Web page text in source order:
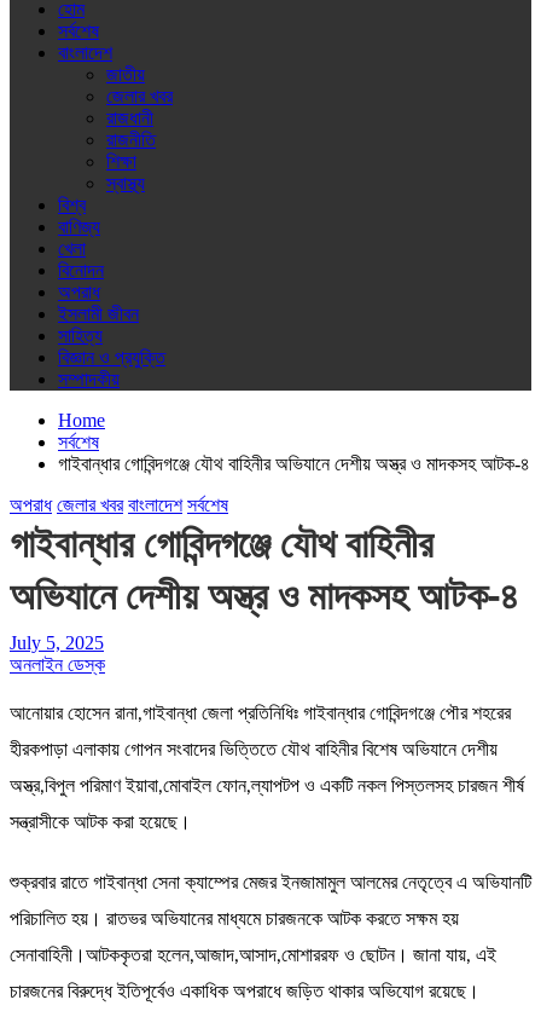
হোম
সর্বশেষ
বাংলাদেশ
জাতীয়
জেলার খবর
রাজধানী
রাজনীতি
শিক্ষা
স্বাস্থ্য
বিশ্ব
বাণিজ্য
খেলা
বিনোদন
অপরাধ
ইসলামী জীবন
সাহিত্য
বিজ্ঞান ও প্রযুক্তি
সম্পাদকীয়
Home
সর্বশেষ
গাইবান্ধার গোবিন্দগঞ্জে যৌথ বাহিনীর অভিযানে দেশীয় অস্ত্র ও মাদকসহ আটক-৪
অপরাধ জেলার খবর বাংলাদেশ সর্বশেষ
গাইবান্ধার গোবিন্দগঞ্জে যৌথ বাহিনীর
অভিযানে দেশীয় অস্ত্র ও মাদকসহ আটক-৪
July 5, 2025
অনলাইন ডেস্ক
আনোয়ার হোসেন রানা,গাইবান্ধা জেলা প্রতিনিধিঃ গাইবান্ধার গোবিন্দগঞ্জে পৌর শহরের
হীরকপাড়া এলাকায় গোপন সংবাদের ভিত্তিতে যৌথ বাহিনীর বিশেষ অভিযানে দেশীয়
অস্ত্র,বিপুল পরিমাণ ইয়াবা,মোবাইল ফোন,ল্যাপটপ ও একটি নকল পিস্তলসহ চারজন শীর্ষ
সন্ত্রাসীকে আটক করা হয়েছে।
শুক্রবার রাতে গাইবান্ধা সেনা ক্যাম্পের মেজর ইনজামামুল আলমের নেতৃত্বে এ অভিযানটি
পরিচালিত হয়। রাতভর অভিযানের মাধ্যমে চারজনকে আটক করতে সক্ষম হয়
সেনাবাহিনী।আটককৃতরা হলেন,আজাদ,আসাদ,মোশাররফ ও ছোটন। জানা যায়, এই
চারজনের বিরুদ্ধে ইতিপূর্বেও একাধিক অপরাধে জড়িত থাকার অভিযোগ রয়েছে।